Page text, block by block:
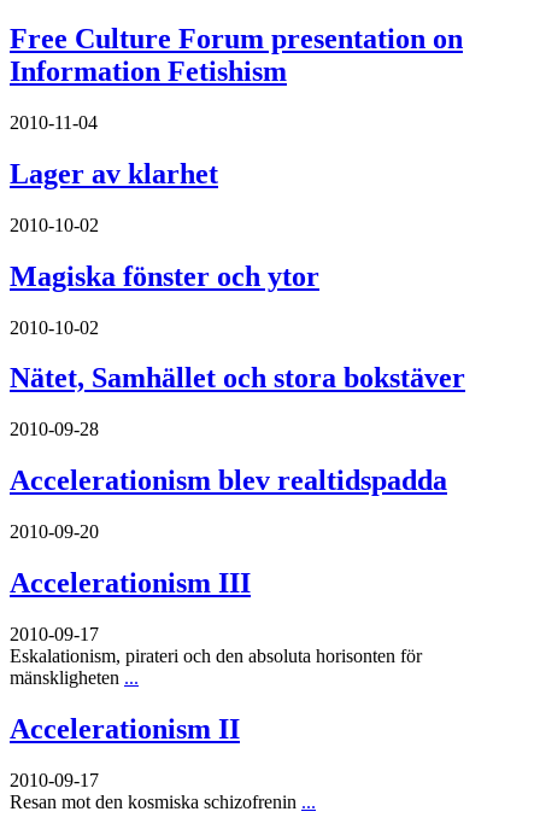
Free Culture Forum presentation on
Information Fetishism
2010-11-04
Lager av klarhet
2010-10-02
Magiska fönster och ytor
2010-10-02
Nätet, Samhället och stora bokstäver
2010-09-28
Accelerationism blev realtidspadda
2010-09-20
Accelerationism III
2010-09-17
Eskalationism, pirateri och den absoluta horisonten för
mänskligheten ...
Accelerationism II
2010-09-17
Resan mot den kosmiska schizofrenin ...